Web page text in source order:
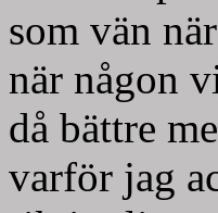
som vän
när någon
då bättre
varför jag